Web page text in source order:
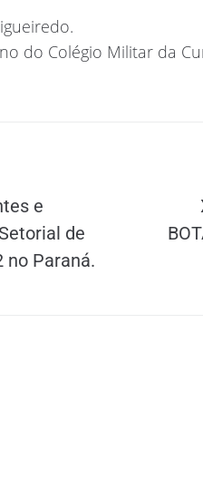
do Colégio Militar da
e
de
no Paraná.